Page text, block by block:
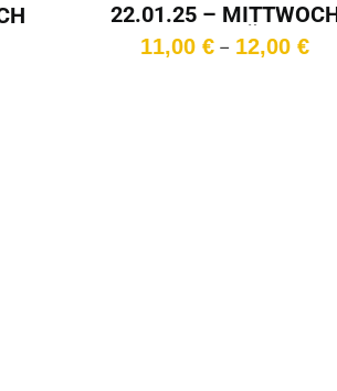
22.01.25 –
– 17:15 Uhr – Überlänge
11,00 € – 12,00 €